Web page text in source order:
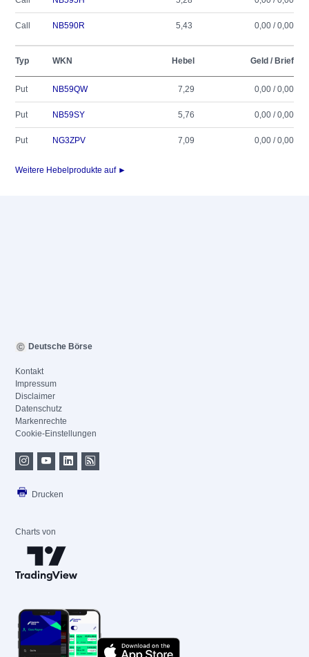
Call NB590R 5,43 0,00 / 0,00
Typ WKN Hebel Geld / Brief
Put NB59QW 7,29 0,00 / 0,00
Put NB59SY 5,76 0,00 / 0,00
Put NG3ZPV 7,09 0,00 / 0,00
Weitere Hebelprodukte auf ►
Deutsche Börse
Kontakt
Impressum
Disclaimer
Datenschutz
Markenrechte
Cookie-Einstellungen
Drucken
Charts von